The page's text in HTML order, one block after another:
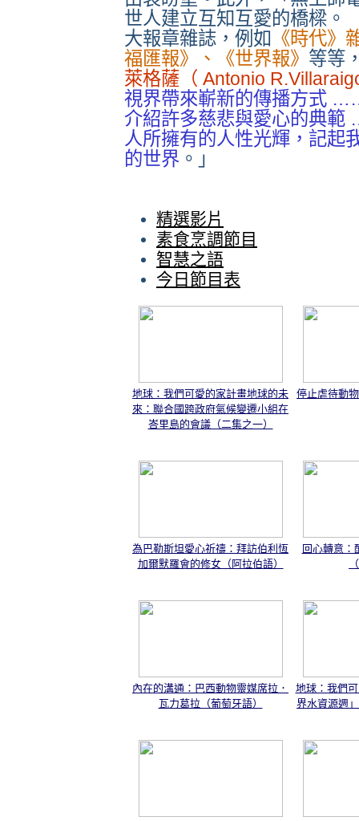
世人建立互知互愛的橋樑。
大報章雜誌，例如 《時代》
福匯報》、《世界報》 等等
萊格薩（ Antonio
視界帶來嶄新的傳播方式
介紹許多慈悲與愛心的典
人所擁有的人性光輝，記起
的世界 。」
精選影片
素食烹調節目
智慧之語
今日節目表
地球：我們可愛的家計畫地球的未
來：聯合國跨政府氣候變遷小組在
峇里島的會議（二集之一）
停止虐待動
為巴勒斯坦愛心祈禱：拜訪伯利恆
加爾默羅會的修女（阿拉伯語）
回心轉意：
內在的溝通：巴西動物靈媒席拉．
瓦力葛拉（葡萄牙語）
地球：我們
界水資源週